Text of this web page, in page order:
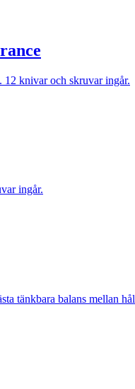
knivar och skruvar ingår.
ingår.
tänkbara balans mellan